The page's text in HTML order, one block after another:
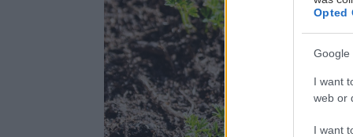
Opted
Google
I want
web or
I want